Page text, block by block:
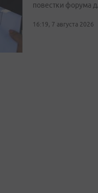
повестки форума
16:19, 7 августа 2026